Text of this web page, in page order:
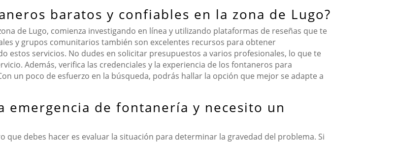
baratos y confiables en la zona de Lugo?
de Lugo, comienza investigando en línea y utilizando plataformas de reseñas que te
y grupos comunitarios también son excelentes recursos para obtener
estos servicios. No dudes en solicitar presupuestos a varios profesionales, lo que te
Además, verifica las credenciales y la experiencia de los fontaneros para
un poco de esfuerzo en la búsqueda, podrás hallar la opción que mejor se adapte a
emergencia de fontanería y necesito un
debes hacer es evaluar la situación para determinar la gravedad del problema. Si